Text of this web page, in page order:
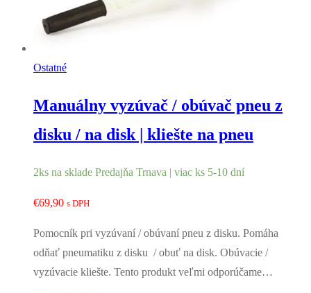
Ostatné
Manuálny vyzúvač / obúvač pneu z
disku / na disk | kliešte na pneu
2ks na sklade Predajňa Trnava | viac ks 5-10 dní
€69,90 s DPH
Pomocník pri vyzúvaní / obúvaní pneu z disku. Pomáha
odňať pneumatiku z disku / obuť na disk. Obúvacie /
vyzúvacie kliešte. Tento produkt veľmi odporúčame…